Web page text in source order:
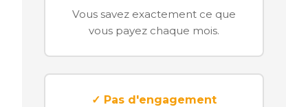
Vous savez exactement ce que
vous payez chaque mois.
✓ Pas d'engagement